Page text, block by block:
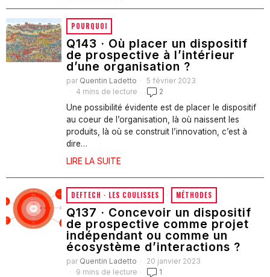
POURQUOI
Q143 · Où placer un dispositif
de prospective à l’intérieur
d’une organisation ?
par Quentin Ladetto
5 février 2023
4 mins de lecture
2
Une possibilité évidente est de placer le dispositif
au coeur de l’organisation, là où naissent les
produits, là où se construit l’innovation, c’est à
dire…
LIRE LA SUITE
DEFTECH · LES COULISSES · MÉTHODES
Q137 · Concevoir un dispositif
de prospective comme projet
indépendant ou comme un
écosystème d’interactions ?
par Quentin Ladetto
20 janvier 2023
9 mins de lecture
1